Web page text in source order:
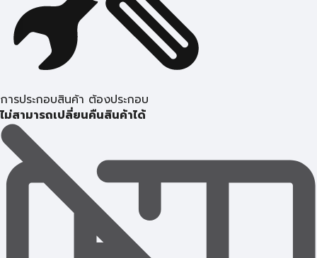
การประกอบสินค้า ต้องประกอบ
ไม่สามารถเปลี่ยนคืนสินค้าได้